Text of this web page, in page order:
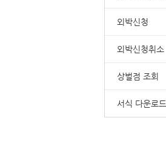
외박신청
외박신청취소
상벌점 조회
서식 다운로드